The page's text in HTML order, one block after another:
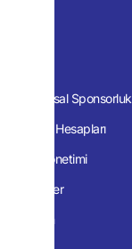
Kurumsal Sponsorluk
Banka Hesapları
Etik Yönetimi
Anketler